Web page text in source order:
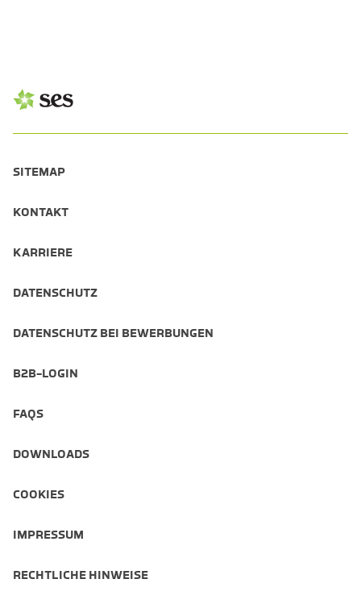
SITEMAP
KONTAKT
KARRIERE
DATENSCHUTZ
DATENSCHUTZ BEI BEWERBUNGEN
B2B-LOGIN
FAQS
DOWNLOADS
COOKIES
IMPRESSUM
RECHTLICHE HINWEISE